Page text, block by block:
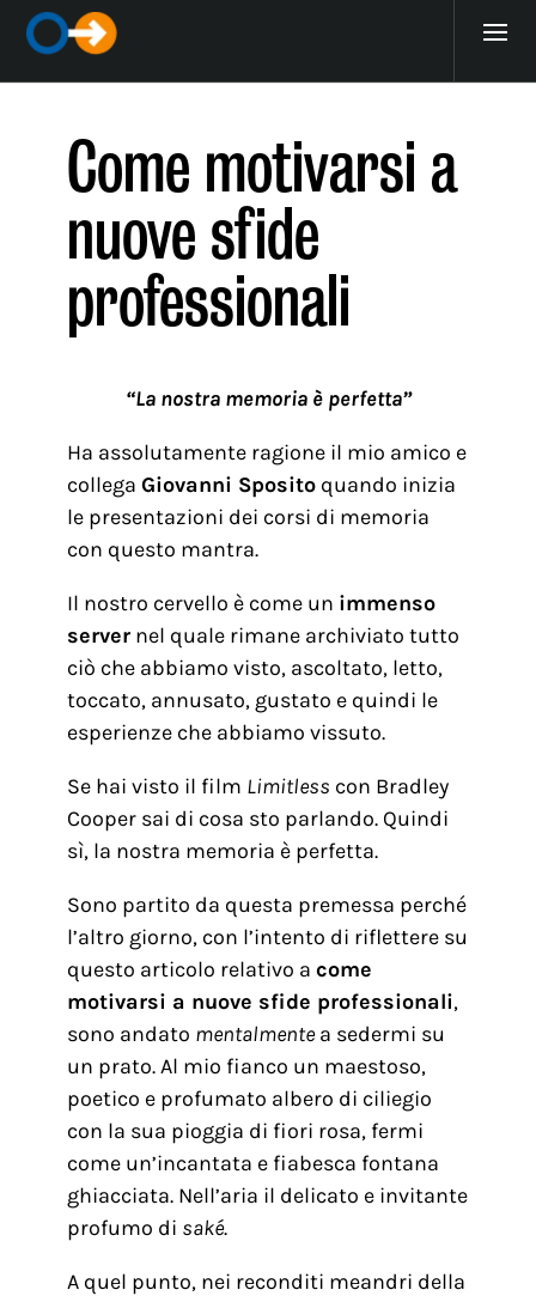
Come motivarsi a
nuove sfide
professionali
“La nostra memoria è perfetta”
Ha assolutamente ragione il mio amico e
collega Giovanni Sposito quando inizia
le presentazioni dei corsi di memoria
con questo mantra.
Il nostro cervello è come un immenso
server nel quale rimane archiviato tutto
ciò che abbiamo visto, ascoltato, letto,
toccato, annusato, gustato e quindi le
esperienze che abbiamo vissuto.
Se hai visto il film Limitless con Bradley
Cooper sai di cosa sto parlando. Quindi
sì, la nostra memoria è perfetta.
Sono partito da questa premessa perché
l’altro giorno, con l’intento di riflettere su
questo articolo relativo a come
motivarsi a nuove sfide professionali,
sono andato mentalmentea sedermi su
un prato. Al mio fianco un maestoso,
poetico e profumato albero di ciliegio
con la sua pioggia di fiori rosa, fermi
come un’incantata e fiabesca fontana
ghiacciata. Nell’aria il delicato e invitante
profumo di saké.
A quel punto, nei reconditi meandri della